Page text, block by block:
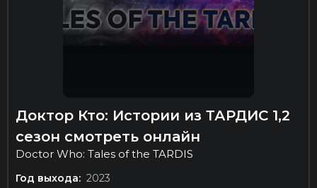
Доктор Кто: Истории из ТАРДИС 1,2
сезон смотреть онлайн
Doctor Who: Tales of the TARDIS
Год выхода: 2023